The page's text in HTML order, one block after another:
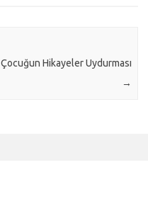
Çocuğun Hikayeler Uydurması
→